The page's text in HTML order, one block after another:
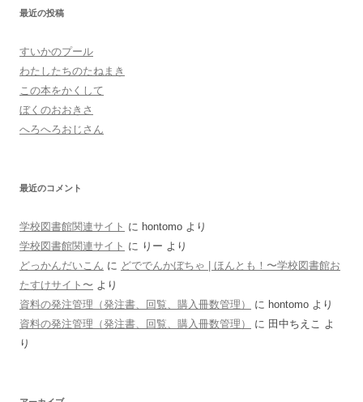
最近の投稿
すいかのプール
わたしたちのたねまき
この本をかくして
ぼくのおおきさ
へろへろおじさん
最近のコメント
学校図書館関連サイト に hontomo より
学校図書館関連サイト に りー より
どっかんだいこん に どででんかぼちゃ | ほんとも！〜学校図書館お
たすけサイト〜 より
資料の発注管理（発注書、回覧、購入冊数管理）
に hontomo より
資料の発注管理（発注書、回覧、購入冊数管理）
に 田中ちえこ よ
り